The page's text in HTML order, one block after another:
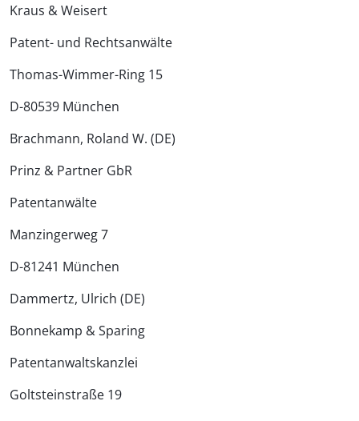
Kraus & Weisert
Patent- und Rechtsanwälte
Thomas-Wimmer-Ring 15
D-80539 München
Brachmann, Roland W. (DE)
Prinz & Partner GbR
Patentanwälte
Manzingerweg 7
D-81241 München
Dammertz, Ulrich (DE)
Bonnekamp & Sparing
Patentanwalts­kanzlei
Goltsteinstraße 19